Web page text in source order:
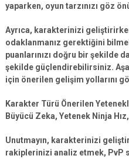
yaparken, oyun tarzınızı göz
Ayrıca, karakterinizi
odaklanmanız gerektiğini
puanlarınızı doğru bir şekilde
şekilde güçlendirebilirsiniz.
için önerilen gelişim yollarını
Karakter Türü Önerilen
Büyücü Zeka, Yetenek Ninja
Unutmayın, karakterinizi
rakiplerinizi analiz etmek, PvP